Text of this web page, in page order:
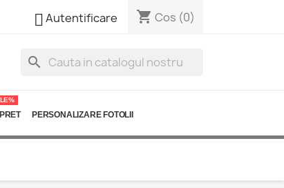
Autentificare shopping_cart Cos (0)
search
PERSONALIZARE FOTOLII